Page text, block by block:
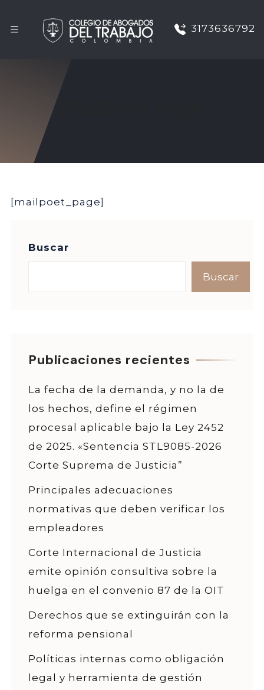
3173636792
[mailpoet_page]
Buscar
Buscar
Publicaciones recientes
La fecha de la demanda, y no la de
los hechos, define el régimen
procesal aplicable bajo la Ley 2452
de 2025. «Sentencia STL9085-2026
Corte Suprema de Justicia”
Principales adecuaciones
normativas que deben verificar los
empleadores
Corte Internacional de Justicia
emite opinión consultiva sobre la
huelga en el convenio 87 de la OIT
Derechos que se extinguirán con la
reforma pensional
Políticas internas como obligación
legal y herramienta de gestión